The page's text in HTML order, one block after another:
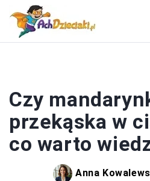
Czy
przekąska w
co warto
Anna